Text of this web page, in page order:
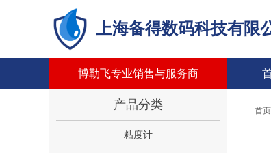
上海备得数码科技有限
博勒飞专业销售与服务商
首页
粘度计
产品分类